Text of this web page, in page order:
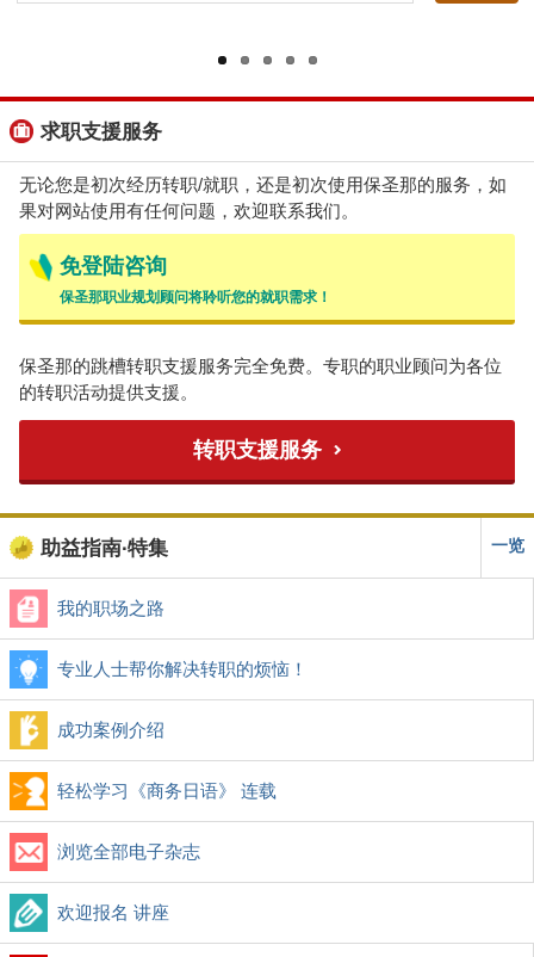
求职支援服务
无论您是初次经历转职/就职，还是初次使用保圣那的服务，如
果对网站使用有任何问题，欢迎联系我们。
免登陆咨询
保圣那职业规划顾问将聆听您的就职需求！
保圣那的跳槽转职支援服务完全免费。专职的职业顾问为各位
的转职活动提供支援。
转职支援服务
助益指南∙特集 一览
我的职场之路
专业人士帮你解决转职的烦恼！
成功案例介绍
轻松学习《商务日语》 连载
浏览全部电子杂志
欢迎报名 讲座